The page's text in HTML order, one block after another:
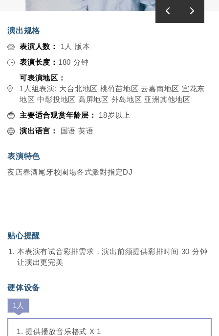
演出规格
表演人数：
1人 版本
表演长度： 180 分钟
可表演地区：
1人组表演: 大台北地区 桃竹苗地区 云嘉南地区 宜花东
地区 中彰投地区 高屏地区 外岛地区 亚洲其他地区
主要适合观赏年龄层：
18岁以上
演出语言：
国语 英语
表演特色
夜店春酒尾牙校園場各式派對指定DJ
贴心提醒
本表演有试音彩排需求，演出前须提供彩排时间 30 分钟
让演出更完美
硬体设备
1人
提供播放音乐格式 X 1